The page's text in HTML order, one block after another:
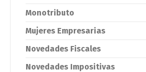
Monotributo
Mujeres Empresarias
Novedades Fiscales
Novedades Impositivas